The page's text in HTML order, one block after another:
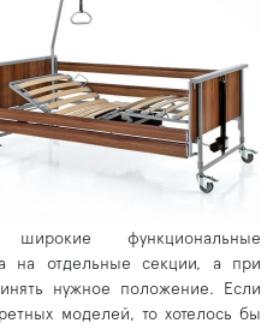
функциональные
на отдельные секции, а при
нужное положение. Если
моделей, то хотелось бы